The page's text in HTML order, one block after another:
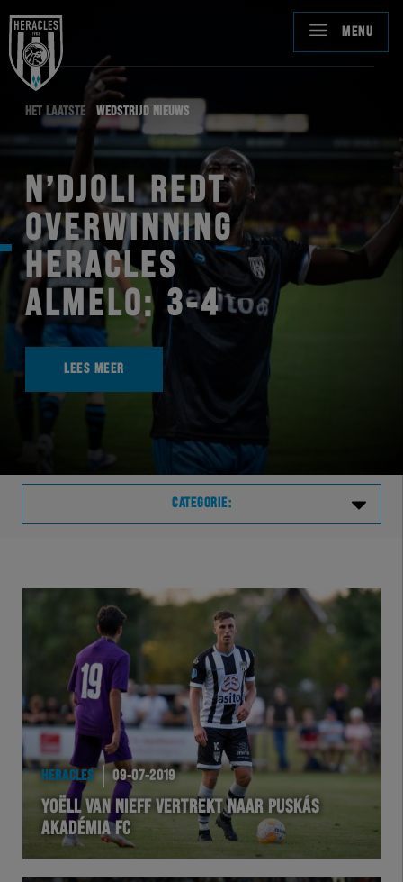
MENU
HET LAATSTE WEDSTRIJD NIEUWS
N’DJOLI REDT
OVERWINNING
HERACLES
ALMELO: 3-4
LEES MEER
CATEGORIE:
HERVOL
HEREXC
EXCHER
VOLHER
HERACLES 09-07-2019
YOËLL VAN NIEFF VERTREKT NAAR PUSKÁS
AKADÉMIA FC